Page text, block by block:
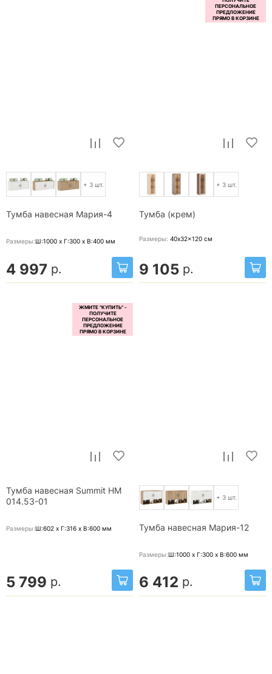
+ 3 шт.
Тумба навесная Мария-4
Размеры:Ш:1000 x Г:300 x В:400 мм
4 997 р.
+ 3 шт.
Тумба (крем)
Размеры: 40x32x120 см
9 105 р.
Тумба навесная Summit НМ
014.53-01
Размеры:Ш:602 x Г:316 x В:600 мм
5 799 р.
+ 3 шт.
Тумба навесная Мария-12
Размеры:Ш:1000 x Г:300 x В:600 мм
6 412 р.